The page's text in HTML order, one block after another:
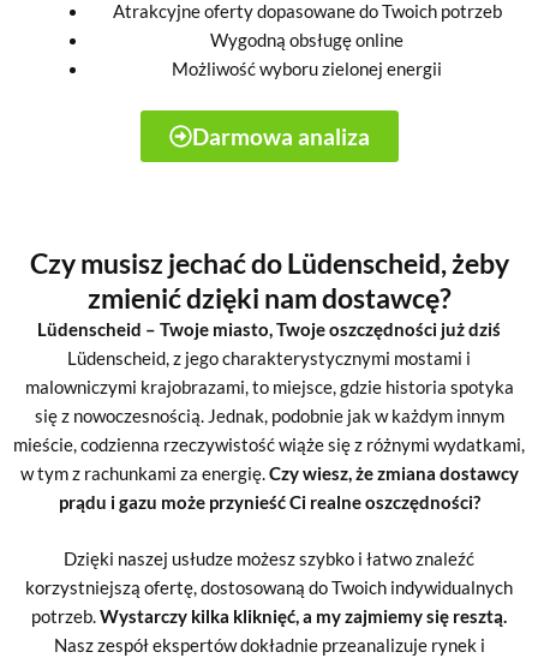
Atrakcyjne oferty dopasowane do Twoich potrzeb
Wygodną obsługę online
Możliwość wyboru zielonej energii
Darmowa analiza
Czy musisz jechać do Lüdenscheid, żeby
zmienić dzięki nam dostawcę?
Lüdenscheid – Twoje miasto, Twoje oszczędności już dziś
Lüdenscheid, z jego charakterystycznymi mostami i
malowniczymi krajobrazami, to miejsce, gdzie historia spotyka
się z nowoczesnością. Jednak, podobnie jak w każdym innym
mieście, codzienna rzeczywistość wiąże się z różnymi wydatkami,
w tym z rachunkami za energię.Czy wiesz, że zmiana dostawcy
prądu i gazu może przynieść Ci realne oszczędności?
Dzięki naszej usłudze możesz szybko i łatwo znaleźć
korzystniejszą ofertę, dostosowaną do Twoich indywidualnych
potrzeb.Wystarczy kilka kliknięć, a my zajmiemy się resztą.
Nasz zespół ekspertów dokładnie przeanalizuje rynek i